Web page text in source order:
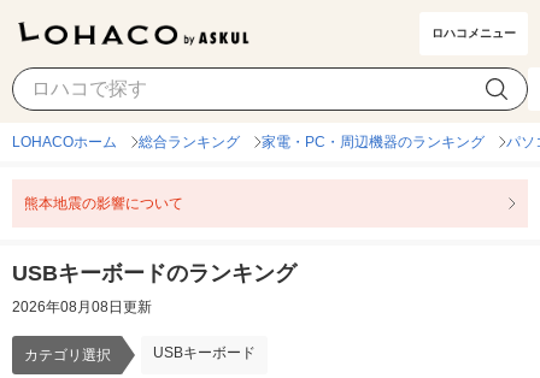
ロハコメニュー
USBキーボード カテゴリ選択
LOHACOホーム 総合ランキング 家電・PC・周辺機器のランキング パソ
熊本地震の影響について
USBキーボードのランキング
2026年08月08日更新
カテゴリ選択 USBキーボード